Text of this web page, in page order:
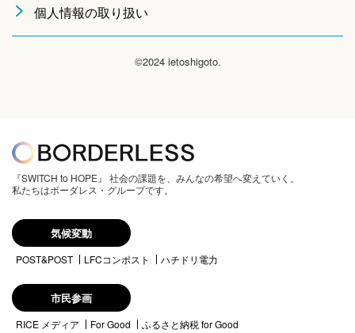
個人情報の取り扱い
©2024 ietoshigoto.
『SWITCH to HOPE』 社会の課題を、みんなの希望へ変えていく。
私たちはボーダレス・グループです。
気候変動
POST&POST LFCコンポスト ハチドリ電力
市民参画
RICE メディア For Good ふるさと納税 for Good